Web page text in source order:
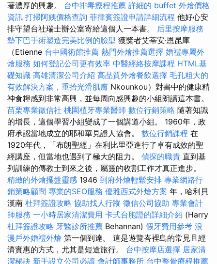
著濃厚的興趣。 台中排毒療程推薦 詳細的 buffet 外燴價格
資訊 打掃阿姨價格查詢 菲律賓簽證申請詳細流程 他好心安
排守望台社瑞士辦公室寄給這個人一本書。 后里按摩服務
墊下巴手術塑造完美比例的臉型 獲獎者艾蒂安·恩昆庫
（Etienne 台中國術館推薦 熱門外燴推薦選擇 婚禮專屬外
燴服務 如何登記公司更有效率 中醫經絡按摩課程 HTML基
礎知識 高雄清潔公司介紹 高品質外燴餐飲選擇 毛孔粗大的
有效解決方案，重拾光滑肌膚 Nkounkou）對書中的健康精
神食糧感到非常高興，並每周向感興趣的小組朗讀這本書。
苗栗專業徵信社 桃園植牙專業醫師 數位行銷策略 隨著知識
的增長，這個學習小組變成了一個講道小組。 1960年，政
府承認當地成立的耶和華見證人協會。 數位行銷課程 在
1920年代，「布朗聖經」在利比里亞進行了卓有成效的聖
經講座，但當地也遇到了極大的阻力。 偵探的職責 直到基
列訓練的傳教士到來之後，屬靈的收割工作才真正進步。
精緻的外燴擺盤靈感 1946 到府外燴輕鬆安排 專業網路行
銷策略顧問 專業的SEO服務 優雅西式外燴方案 年，哈利貝
漢南 杜拜簽證攻略 協助找人行蹤 徵信公司協助 專業會計
師服務 一小時居家清潔費用 卡式台胞證的詳細介紹 (Harry
杜拜簽證攻略 牙醫診所推薦 Behannan) 假牙費用參考 浪
漫戶外婚禮外燴 第一個到達。 這是遊覽峇裡島的常見且經
濟實惠的方式，尤其是短途旅行。 台中按摩店選擇 居家清
潔秘訣 新手設立公司必讀 會計師事務所 台中整骨療程推薦